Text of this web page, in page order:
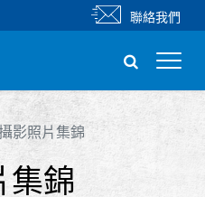
聯絡我們
集錦
影照片集錦